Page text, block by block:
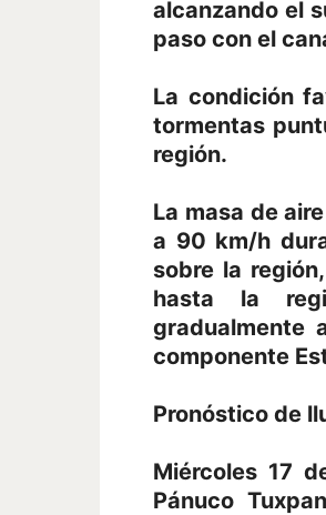
alcanzando el
paso con el
La condición
tormentas
región.
La masa de
a 90 km/h
sobre la
hasta la
gradualmente
componente
Pronóstico de
Miércoles 17
Pánuco